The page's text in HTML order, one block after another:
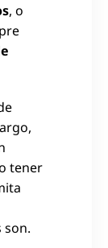
, o
tener
son.